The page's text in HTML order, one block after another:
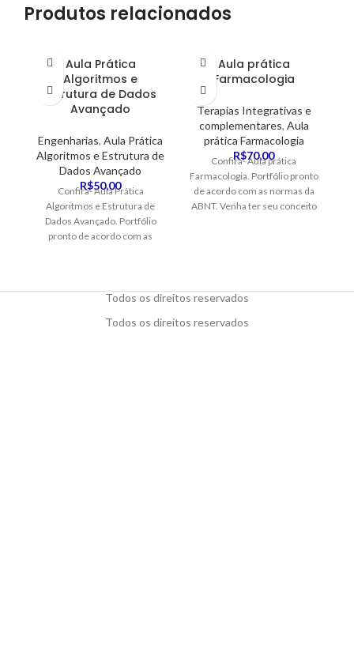
Produtos relacionados
Aula Prática
Algoritmos e
Estrutura de Dados
Avançado
Engenharias, Aula Prática
Algoritmos e Estrutura de
Dados Avançado
R$50,00
Confira- Aula Prática
Algoritmos e Estrutura de
Dados Avançado. Portfólio
pronto de acordo com as
Aula prática
Farmacologia
Terapias Integrativas e
complementares, Aula
prática Farmacologia
R$70,00
Confira- Aula prática
Farmacologia. Portfólio pronto
de acordo com as normas da
ABNT. Venha ter seu conceito
Todos os direitos reservados
Todos os direitos reservados